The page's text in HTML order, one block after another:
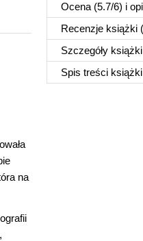
Ocena (5.7/6) i
Recenzje książki
Szczegóły książki
Spis treści książki
na